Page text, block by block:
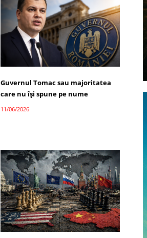
Guvernul Tomac sau majoritatea
care nu își spune pe nume
11/06/2026